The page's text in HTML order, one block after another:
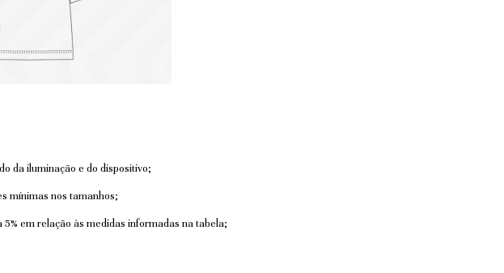
da iluminação e do dispositivo;
mínimas nos tamanhos;
em relação às medidas informadas na tabela;